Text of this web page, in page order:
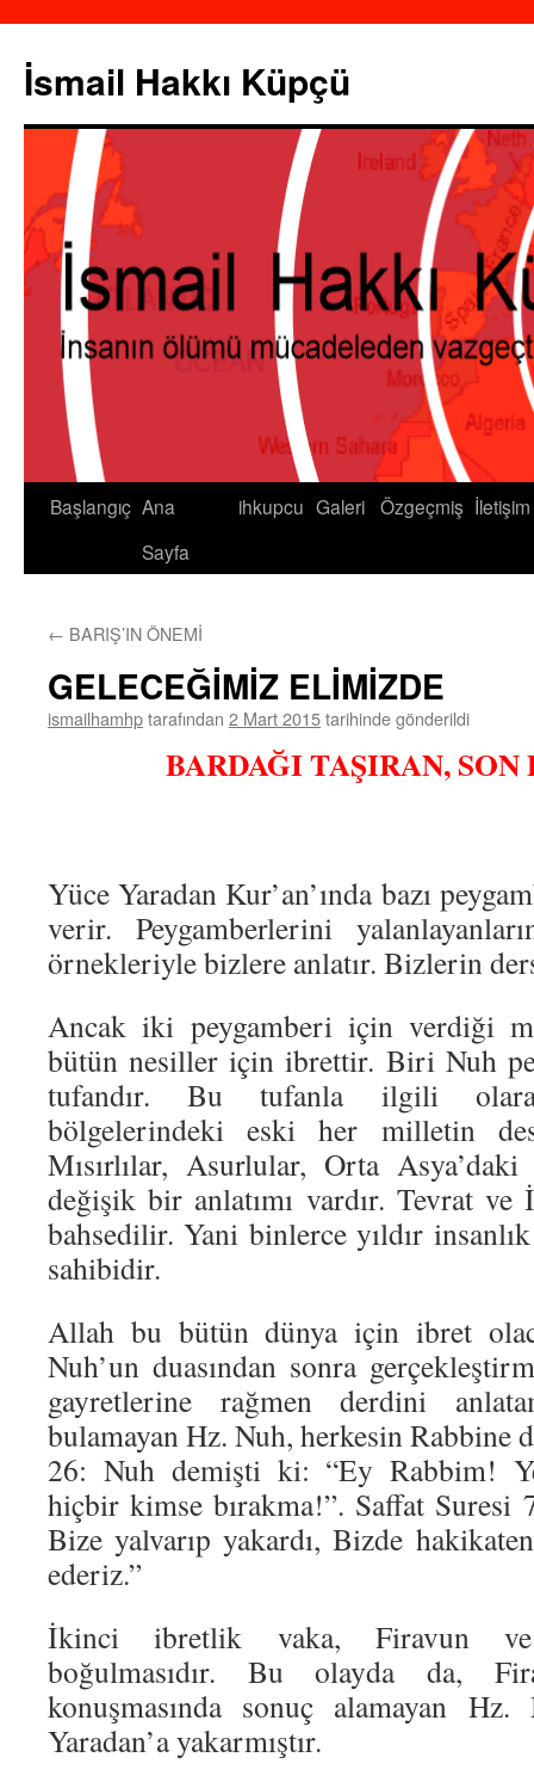
İsmail Hakkı Küpçü
Başlangıç Ana
Sayfa
ihkupcu Galeri Özgeçmiş İletişim
← BARIŞ’IN ÖNEMİ
GELECEĞİMİZ ELİMİZDE
ismailhamhptarafından 2 Mart 2015tarihinde gönderildi
BARDAĞI TAŞIRAN,
Yüce Yaradan Kur’an’ında bazı
verir. Peygamberlerini
örnekleriyle bizlere anlatır. Bizlerin
Ancak iki peygamberi için verdiği
bütün nesiller için ibrettir. Biri Nuh
tufandır. Bu tufanla ilgili
bölgelerindeki eski her milletin
Mısırlılar, Asurlular, Orta
değişik bir anlatımı vardır. Tevrat
bahsedilir. Yani binlerce yıldır
sahibidir.
Allah bu bütün dünya için ibret
Nuh’un duasından sonra
gayretlerine rağmen derdini
bulamayan Hz. Nuh, herkesin Rabbine
26: Nuh demişti ki: “Ey Rabbim!
hiçbir kimse bırakma!”. Saffat
Bize yalvarıp yakardı, Bizde
ederiz.”
İkinci ibretlik vaka, Firavun
boğulmasıdır. Bu olayda da,
konuşmasında sonuç alamayan
Yaradan’a yakarmıştır.